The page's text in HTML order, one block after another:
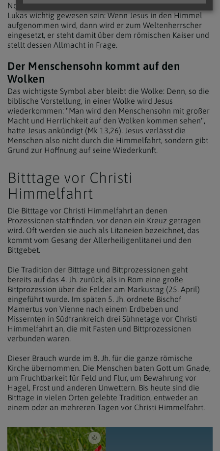
Noch ein Aspekt - mit einem kritischen Unterton - könnte
Lukas wichtig gewesen sein: Wenn Jesus in den Himmel
aufgenommen wird, dann wird er zum Weltenherrscher
eingesetzt, er steht damit über dem römischen Kaiser und
stellt dessen Allmacht in Frage.
Der Menschensohn kommt auf den
Wolken
Das wichtigste Symbol aber bleibt die Wolke: Denn, so die
biblische Vorstellung, in einer Wolke wird Jesus
wiederkommen: "Man wird den Menschensohn mit großer
Macht und Herrlichkeit auf den Wolken kommen sehen",
hatte Jesus ankündigt (Mk 13,26). Jesus verlässt die
Menschen also nicht durch die Himmelfahrt, sondern gibt
Grund zur Hoffnung auf seine Wiederkunft.
Bitttage vor Christi
Himmelfahrt
Die Bitttage vor Christi Himmelfahrt an denen
Prozessionen stattfinden, vor denen ein Kreuz getragen
wird. Oft werden sie auch als Litaneien bezeichnet, das
kommt vom Gesang der Allerheiligenlitanei und den
Bittgebet.
Die Tradition der Bitttage und Bittprozessionen geht
bereits auf das 4. Jh. zurück, als in Rom eine große
Bittprozession über die Felder am Markustag (25. April)
eingeführt wurde. Im späten 5. Jh. ordnete Bischof
Mamertus von Vienne nach einem Erdbeben und
Missernten in Südfrankreich drei Sühnetage vor Christi
Himmelfahrt an, die mit Fasten und Bittprozessionen
verbunden waren.
Dieser Brauch wurde im 8. Jh. für die ganze römische
Kirche übernommen. Die Menschen baten Gott um Gnade,
um Fruchtbarkeit für Feld und Flur, um Bewahrung vor
Hagel, Frost und anderen Unwettern. Bis heute sind die
Bitttage in vielen Orten gelebte Tradition, entweder an
einem oder an mehreren Tagen vor Christi Himmelfahrt.
iStock/aaron007 / Ostereier